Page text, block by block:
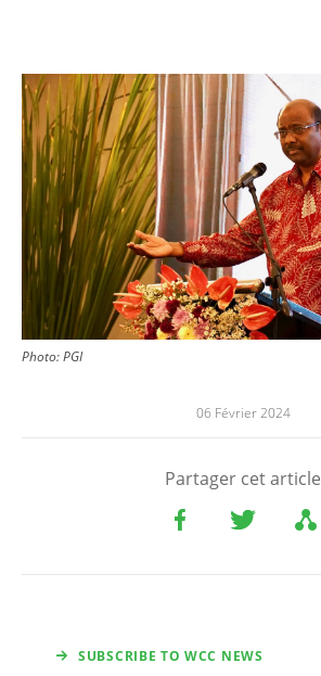
Image
Photo:PGI
06 Février 2024
Partager cet article
SUBSCRIBE TO WCC NEWS